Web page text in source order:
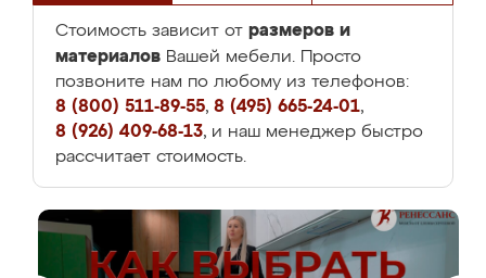
Стоимость зависит от размеров и
материалов Вашей мебели. Просто
позвоните нам по любому из телефонов:
8 (800) 511-89-55, 8 (495) 665-24-01,
8 (926) 409-68-13, и наш менеджер быстро
рассчитает стоимость.